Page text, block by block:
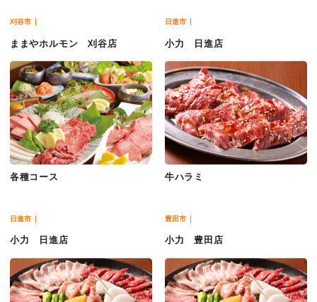
刈谷市
ままやホルモン 刈谷店
各種コース
日進市
小力 日進店
牛ハラミ
日進市
小力 日進店
豊田市
小力 豊田店